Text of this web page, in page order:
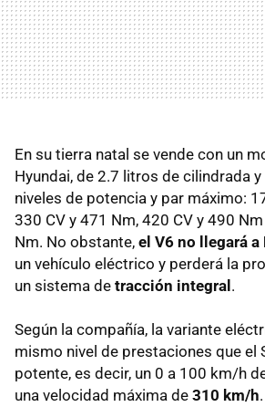
En su tierra natal se vende con un
Hyundai, de 2.7 litros de cilindrada
niveles de potencia y par máximo:
330 CV y 471 Nm, 420 CV y 490
Nm. No obstante, el V6 no llegará a
un vehículo eléctrico y perderá la
un sistema de tracción integral.
Según la compañía, la variante
mismo nivel de prestaciones que el
potente, es decir, un 0 a 100 km/h
una velocidad máxima de 310 km/h